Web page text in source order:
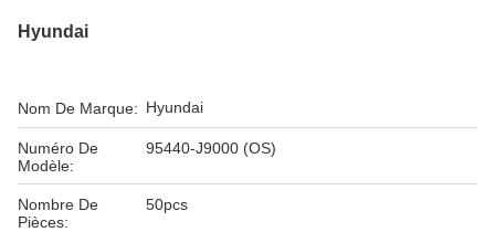
Hyundai
Nom De Marque: Hyundai
Numéro De
Modèle:
95440-J9000 (OS)
Nombre De
Pièces:
50pcs